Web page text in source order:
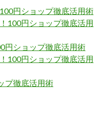
円ショップ徹底活用術
100円ショップ徹底活用
円ショップ徹底活用術
100円ショップ徹底活用
プ徹底活用術